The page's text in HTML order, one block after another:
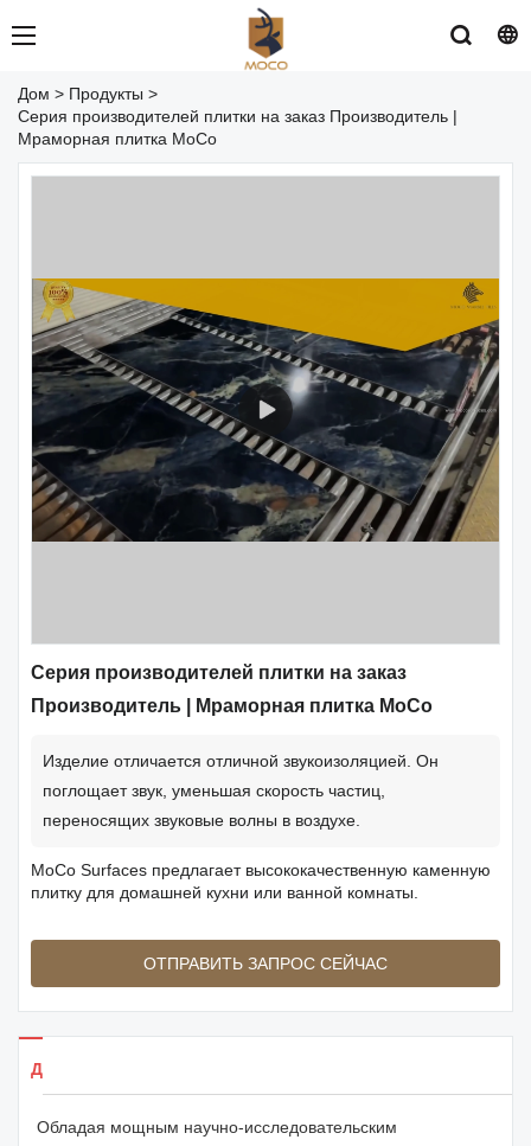
Дом > Продукты >
Серия производителей плитки на заказ Производитель |
Мраморная плитка MoCo
Серия производителей плитки на заказ
Производитель | Мраморная плитка MoCo
Изделие отличается отличной звукоизоляцией. Он
поглощает звук, уменьшая скорость частиц,
переносящих звуковые волны в воздухе.
MoCo Surfaces предлагает высококачественную каменную
плитку для домашней кухни или ванной комнаты.
ОТПРАВИТЬ ЗАПРОС СЕЙЧАС
Детали продуктов
Обладая мощным научно-исследовательским